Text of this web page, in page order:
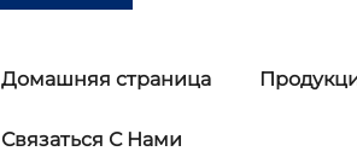
Домашняя страница
Связаться С Нами